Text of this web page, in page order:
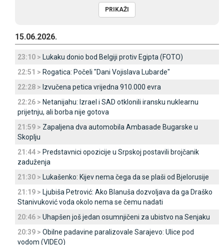
15.06.2026.
23:10 > Lukaku donio bod Belgiji protiv Egipta (FOTO)
22:51 > Rogatica: Počeli "Dani Vojislava Lubarde"
22:28 > Izvučena petica vrijedna 910.000 evra
22:26 > Netanijahu: Izrael i SAD otklonili iransku nuklearnu
prijetnju, ali borba nije gotova
21:59 > Zapaljena dva automobila Ambasade Bugarske u
Skoplju
21:44 > Predstavnici opozicije u Srpskoj postavili brojčanik
zaduženja
21:30 > Lukašenko: Kijev nema čega da se plaši od Bjelorusije
21:19 > Ljubiša Petrović: Ako Blanuša dozvoljava da ga Draško
Stanivuković voda okolo nema se čemu nadati
20:46 > Uhapšen još jedan osumnjičeni za ubistvo na Senjaku
20:39 > Obilne padavine paralizovale Sarajevo: Ulice pod
vodom (VIDEO)